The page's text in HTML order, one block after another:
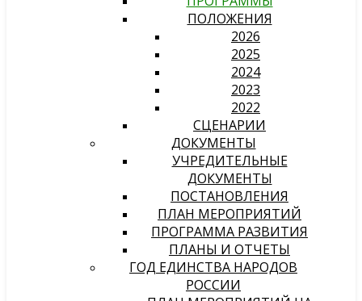
ПОЛОЖЕНИЯ
2026
2025
2024
2023
2022
СЦЕНАРИИ
ДОКУМЕНТЫ
УЧРЕДИТЕЛЬНЫЕ
ДОКУМЕНТЫ
ПОСТАНОВЛЕНИЯ
ПЛАН МЕРОПРИЯТИЙ
ПРОГРАММА РАЗВИТИЯ
ПЛАНЫ И ОТЧЕТЫ
ГОД ЕДИНСТВА НАРОДОВ
РОССИИ